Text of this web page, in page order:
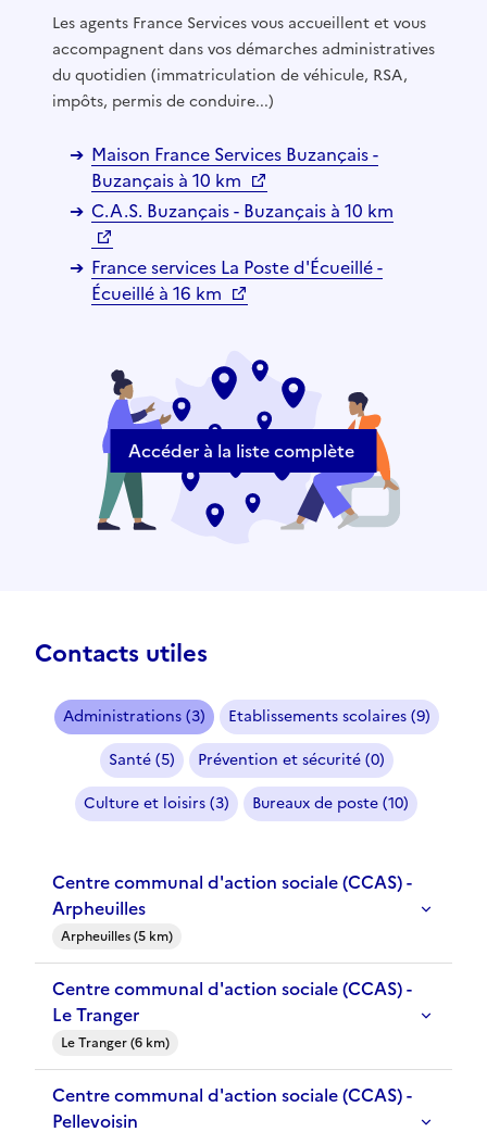
Les agents France Services vous accueillent et vous
accompagnent dans vos démarches administratives
du quotidien (immatriculation de véhicule, RSA,
impôts, permis de conduire...)
Maison France Services Buzançais -
Buzançais à 10 km
C.A.S. Buzançais - Buzançais à 10 km
France services La Poste d'Écueillé -
Écueillé à 16 km
Accéder à la liste complète
Contacts utiles
Administrations (3)
Etablissements scolaires (9)
Santé (5)
Prévention et sécurité (0)
Culture et loisirs (3)
Bureaux de poste (10)
Centre communal d'action sociale (CCAS) -
Arpheuilles
Arpheuilles (5 km)
Centre communal d'action sociale (CCAS) -
Le Tranger
Le Tranger (6 km)
Centre communal d'action sociale (CCAS) -
Pellevoisin